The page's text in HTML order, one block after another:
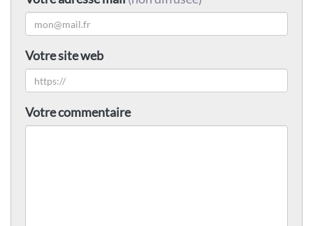
Votre site web
Votre commentaire